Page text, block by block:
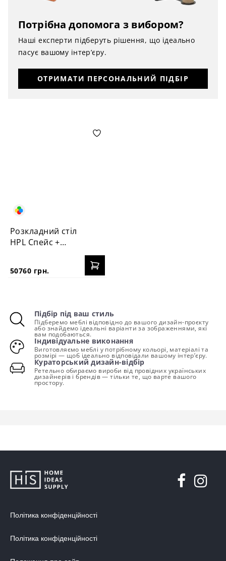
Потрібна допомога з вибором?
Наші експерти підберуть рішення, що ідеально
пасує вашому інтер’єру.
ОТРИМАТИ ПЕРСОНАЛЬНИЙ ПІДБІР
Розкладний стіл
HPL Спейс +
50760 грн.
Підбір під ваш стиль
Підберемо меблі відповідно до вашого дизайн-проєкту
або знайдемо ідеальні варіанти за зображеннями, які
вам подобаються.
Індивідуальне виконання
Виготовляємо меблі у потрібному кольорі, матеріалі та
розмірі — щоб ідеально відповідали вашому інтер’єру.
Кураторський дизайн-відбір
Ретельно обираємо вироби від провідних українських
дизайнерів і брендів — тільки те, що варте вашого
простору.
Політика конфіденційності
Політика конфіденційності